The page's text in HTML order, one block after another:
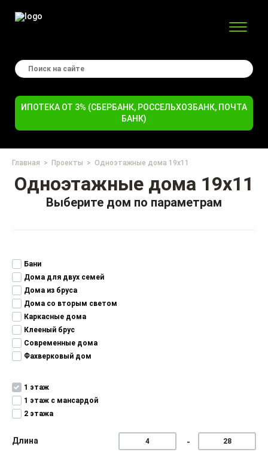
ИПОТЕКА ОТ 3% (СБЕРБАНК, РОССЕЛЬХОЗБАНК, ПОЧТА
БАНК)
Главная Проекты Одноэтажные дома 19x11
Одноэтажные дома 19x11
Выберите дом по параметрам
Бани
Дома для двух семей
Дома из бруса
Дома со вторым светом
Каркасные дома
Клееный брус
Современные дома
Фахверковый дом
1 этаж
1 этаж с мансардой
2 этажа
Длина